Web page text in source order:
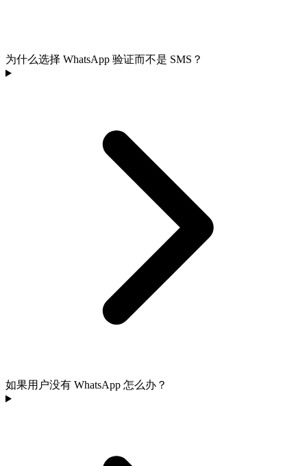
为什么选择 WhatsApp 验证而不是 SMS？
如果用户没有 WhatsApp 怎么办？